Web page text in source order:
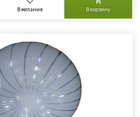
В желания В корзину